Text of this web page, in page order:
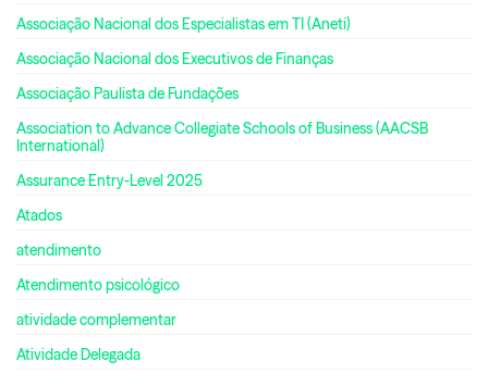
Associação Nacional dos Especialistas em TI (Aneti)
Associação Nacional dos Executivos de Finanças
Associação Paulista de Fundações
Association to Advance Collegiate Schools of Business (AACSB
International)
Assurance Entry-Level 2025
Atados
atendimento
Atendimento psicológico
atividade complementar
Atividade Delegada